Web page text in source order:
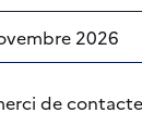
2026
de